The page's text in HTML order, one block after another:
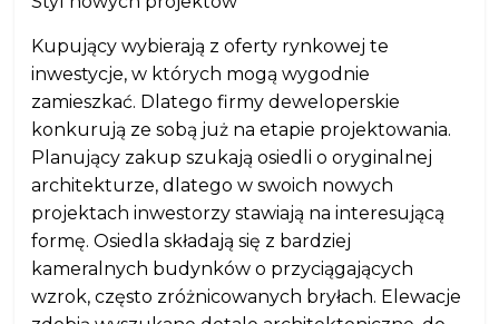
Kupujący wybierają z oferty rynkowej te
inwestycje, w których mogą wygodnie
zamieszkać. Dlatego firmy deweloperskie
konkurują ze sobą już na etapie projektowania.
Planujący zakup szukają osiedli o oryginalnej
architekturze, dlatego w swoich nowych
projektach inwestorzy stawiają na interesującą
formę. Osiedla składają się z bardziej
kameralnych budynków o przyciągających
wzrok, często zróżnicowanych bryłach. Elewacje